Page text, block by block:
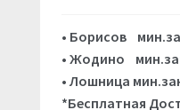
• Борисов
• Жодино
• Лошница
*Бесплатная